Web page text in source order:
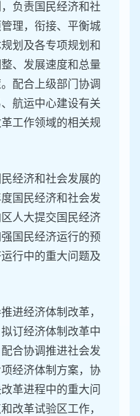
负责国民经济和社
理，衔接、平衡城
划及各专项规划和
、发展速度和总量
配合上级部门协调
航运中心建设有关
工作领域的相关规
经济和社会发展的
国民经济和社会发
人大提交国民经济
国民经济运行的预
行中的重大问题及
进经济体制改革，
订经济体制改革中
合协调推进社会发
经济体制方案，协
革进程中的重大问
改革试验区工作，